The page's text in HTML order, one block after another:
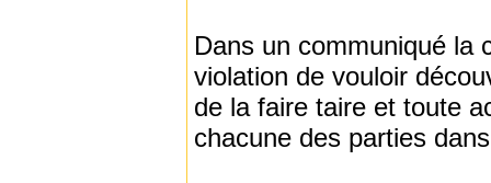
Dans un communiqué la
violation de vouloir
de la faire taire et toute
chacune des parties